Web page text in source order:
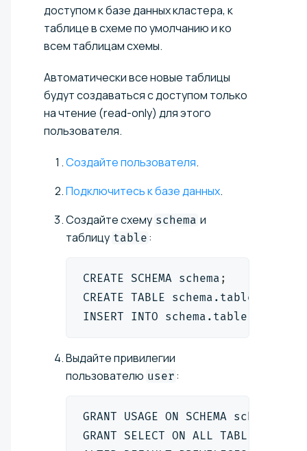
доступом к базе данных кластера, к
таблице в схеме по умолчанию и ко
всем таблицам схемы.
Автоматически все новые таблицы
будут создаваться с доступом только
на чтение (read-only) для этого
пользователя.
Создайте пользователя.
Подключитесь к базе данных.
Создайте схему schema и
таблицу table :
CREATE SCHEMA schema ;
CREATE TABLE schema.table
INSERT INTO schema.table
Выдайте привилегии
пользователю user :
GRANT USAGE ON SCHEMA schema TO
GRANT SELECT ON ALL TABLES IN